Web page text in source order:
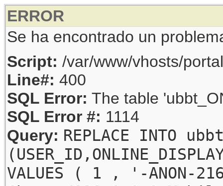
ERROR
Se ha encontrado un
Script: /var/www/vhosts/
Line#: 400
SQL Error: The table
SQL Error #: 1114
Query: REPLACE INTO
VALUES ( 1 , '-